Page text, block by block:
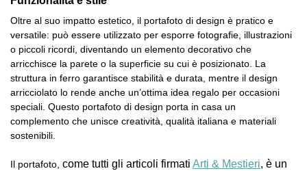
Oltre al suo impatto estetico, il portafoto di design è pratico e
versatile: può essere utilizzato per esporre fotografie, illustrazioni
o piccoli ricordi, diventando un elemento decorativo che
arricchisce la parete o la superficie su cui è posizionato. La
struttura in ferro garantisce stabilità e durata, mentre il design
arricciolato lo rende anche un’ottima idea regalo per occasioni
speciali. Questo portafoto di design porta in casa un
complemento che unisce creatività, qualità italiana e materiali
sostenibili.
Il portafoto, come tutti gli articoli firmati Arti & Mestieri, è un